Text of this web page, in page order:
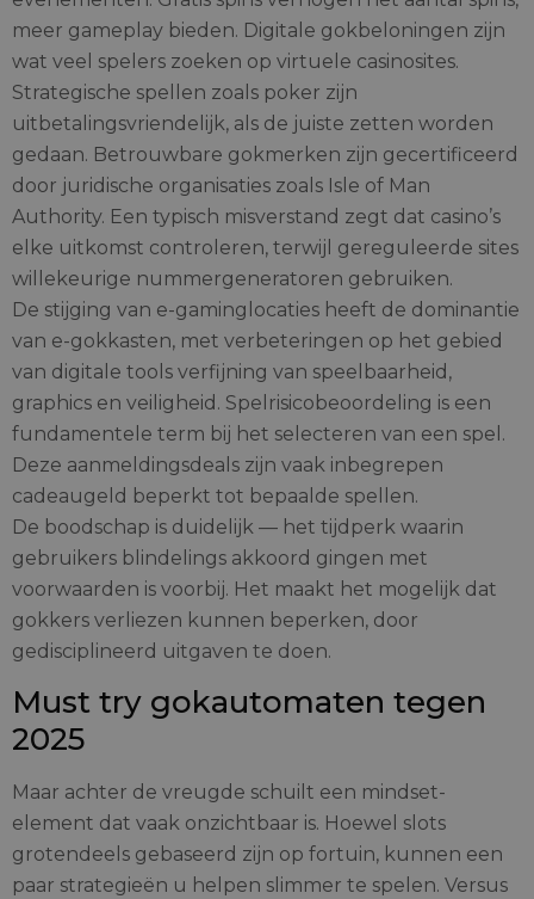
meer gameplay bieden. Digitale gokbeloningen zijn
wat veel spelers zoeken op virtuele casinosites.
Strategische spellen zoals poker zijn
uitbetalingsvriendelijk, als de juiste zetten worden
gedaan. Betrouwbare gokmerken zijn gecertificeerd
door juridische organisaties zoals Isle of Man
Authority. Een typisch misverstand zegt dat casino’s
elke uitkomst controleren, terwijl gereguleerde sites
willekeurige nummergeneratoren gebruiken.
De stijging van e-gaminglocaties heeft de dominantie
van e-gokkasten, met verbeteringen op het gebied
van digitale tools verfijning van speelbaarheid,
graphics en veiligheid. Spelrisicobeoordeling is een
fundamentele term bij het selecteren van een spel.
Deze aanmeldingsdeals zijn vaak inbegrepen
cadeaugeld beperkt tot bepaalde spellen.
De boodschap is duidelijk — het tijdperk waarin
gebruikers blindelings akkoord gingen met
voorwaarden is voorbij. Het maakt het mogelijk dat
gokkers verliezen kunnen beperken, door
gedisciplineerd uitgaven te doen.
Must try gokautomaten tegen
2025
Maar achter de vreugde schuilt een mindset-
element dat vaak onzichtbaar is. Hoewel slots
grotendeels gebaseerd zijn op fortuin, kunnen een
paar strategieën u helpen slimmer te spelen. Versus